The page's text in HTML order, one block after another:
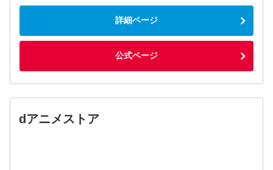
詳細ページ
公式ページ
dアニメストア